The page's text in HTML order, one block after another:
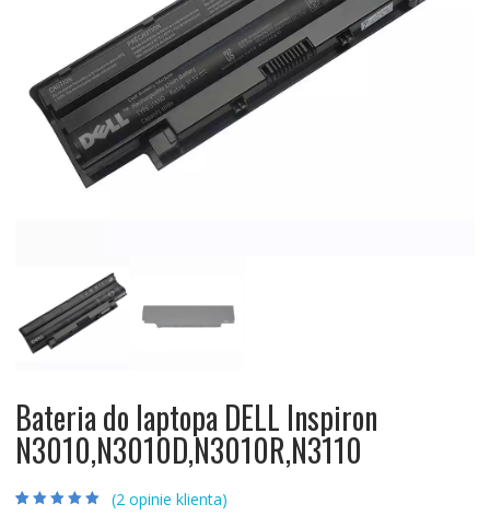
Bateria do laptopa DELL Inspiron
N3010,N3010D,N3010R,N3110
(2opinie klienta)